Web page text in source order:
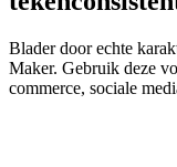
Blader door echte
Maker. Gebruik deze
commerce, sociale